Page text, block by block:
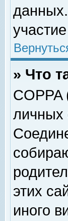
» Что
COPPA
личных
этих
иного